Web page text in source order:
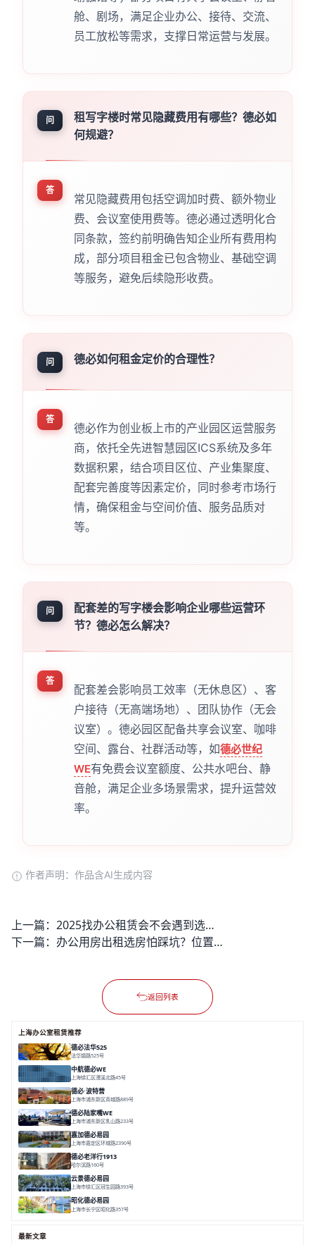
舱、剧场，满足企业办公、接待、交流、
员工放松等需求，支撑日常运营与发展。
问
租写字楼时常见隐藏费用有哪些？德必如
何规避？
答
常见隐藏费用包括空调加时费、额外物业
费、会议室使用费等。德必通过透明化合
同条款，签约前明确告知企业所有费用构
成，部分项目租金已包含物业、基础空调
等服务，避免后续隐形收费。
问 德必如何租金定价的合理性？
答
德必作为创业板上市的产业园区运营服务
商，依托全先进智慧园区ICS系统及多年
数据积累，结合项目区位、产业集聚度、
配套完善度等因素定价，同时参考市场行
情，确保租金与空间价值、服务品质对
等。
问
配套差的写字楼会影响企业哪些运营环
节？德必怎么解决？
答
配套差会影响员工效率（无休息区）、客
户接待（无高端场地）、团队协作（无会
议室）。德必园区配备共享会议室、咖啡
空间、露台、社群活动等，如德必世纪
WE有免费会议室额度、公共水吧台、静
音舱，满足企业多场景需求，提升运营效
率。
作者声明：作品含AI生成内容
上一篇：
2025找办公租赁会不会遇到选址偏、配套差、成本超预算的问题？
下一篇：
办公用房出租选房怕踩坑？位置偏、配套差的问题怎么解决？
返回列表
上海办公室租赁推荐
德必法华525
法华镇路525号
中航德必WE
上海徐汇区漕溪北路45号
德必·波特营
上海市浦东新区商城路889号
德必陆家嘴WE
上海市浦东新区乳山路233号
嘉加德必易园
上海市嘉定区环城路2390号
德必老洋行1913
哈尔滨路160号
云景德必易园
上海市徐汇区冠生园路393号
昭化德必易园
上海市长宁区昭化路357号
最新文章